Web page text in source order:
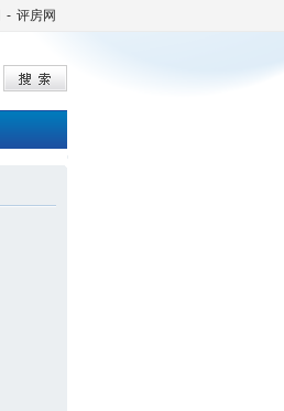
- 评房网